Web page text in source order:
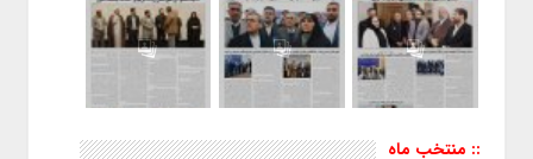
:: منتخب ماه